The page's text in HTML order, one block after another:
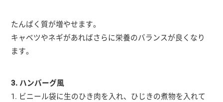
たんぱく質が増やせます。
キャベツやネギがあればさらに栄養のバランスが良くなり
ます。
3. ハンバーグ風
1. ビニール袋に生のひき肉を入れ、ひじきの煮物を入れて